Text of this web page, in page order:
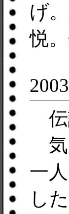
げ
悦
伝
気
一
し